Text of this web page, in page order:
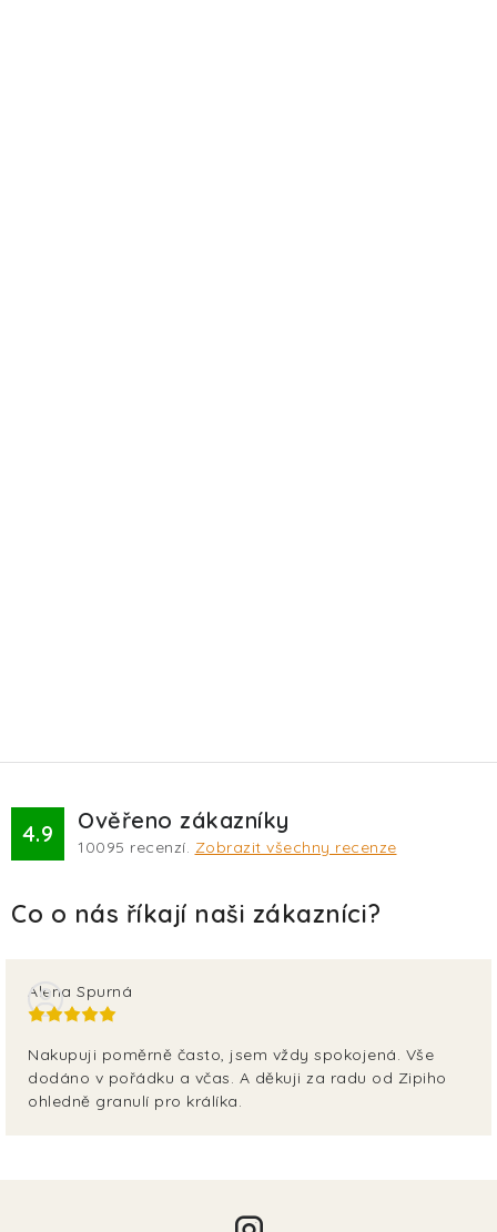
4.9 Ověřeno zákazníky
10095 recenzí. Zobrazit všechny recenze
Alena Spurná
Nakupuji poměrně často, jsem vždy spokojená. Vše
dodáno v pořádku a včas. A děkuji za radu od Zipiho
ohledně granulí pro králíka.